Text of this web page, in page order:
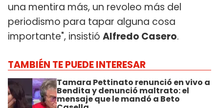
una mentira más, un revoleo más del
periodismo para tapar alguna cosa
importante", insistió Alfredo Casero.
TAMBIÉN TE PUEDE INTERESAR
Tamara Pettinato renunció en vivo a
Bendita y denunció maltrato: el
mensaje que le mandó a Beto